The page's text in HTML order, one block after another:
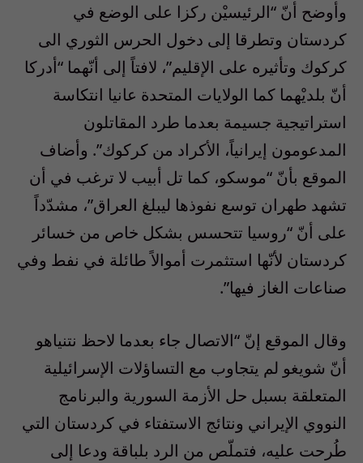
وأوضح أنّ “الرئيسيْن ركزا على الوضع في
كردستان وتطرقا إلى دخول الحرس الثوري الى
كركوك وتأثيره على الإقليم”، لافتاً إلى أنّهما “أدركا
أنّ بلديْهما كما الولايات المتحدة عانيا انتكاسة
استراتيجية جسيمة بعدما طرد المقاتلون
المدعومون إيرانياً، الأكراد من كركوك”. وأضاف
الموقع بأنّ “موسكو، كما تل أبيب لا ترغب في أن
تشهد طهران توسع نفوذها ليبلغ العراق”، مشدّداً
على أنّ “روسيا تتحسس بشكل خاص من خسائر
كردستان لأنّها استثمرت أموالاً طائلة في نفط وفي
صناعات الغاز فيها”.
وقال الموقع إنّ “الاتصال جاء بعدما لاحظ نتنياهو
أنّ شويغو لم يتجاوب مع التساؤلات الإسرائيلية
المتعلقة بسبل حل الأزمة السورية والبرنامج
النووي الإيراني ونتائج الاستفتاء في كردستان التي
طُرحت عليه، فتملّص من الرد بلباقة ودعا إلى